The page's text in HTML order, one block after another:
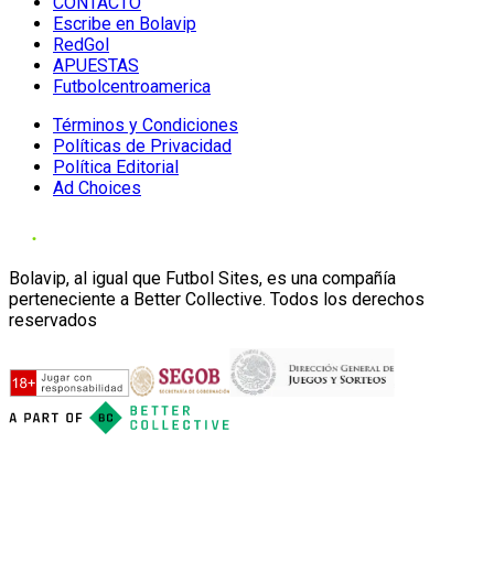
Escribe en Bolavip
RedGol
APUESTAS
Futbolcentroamerica
Términos y Condiciones
Políticas de Privacidad
Política Editorial
Ad Choices
Bolavip, al igual que Futbol Sites, es una compañía
perteneciente a Better Collective. Todos los derechos
reservados